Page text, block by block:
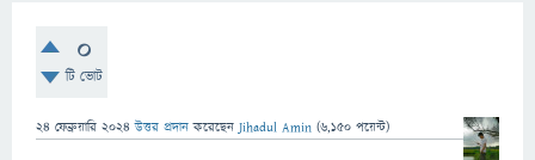
0
টি ভোট
24 ফেব্রুয়ারি 2024 উত্তর প্রদান করেছেনJihadul Amin (6,150 পয়েন্ট)